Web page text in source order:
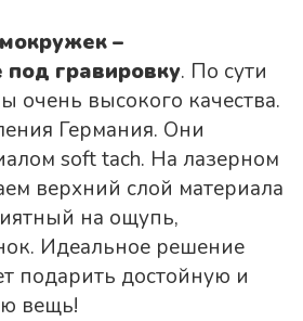
–
под гравировку. По сути
очень высокого качества.
Германия. Они
soft tach. На лазерном
верхний слой материала
на ощупь,
Идеальное решение
подарить достойную и
вещь!